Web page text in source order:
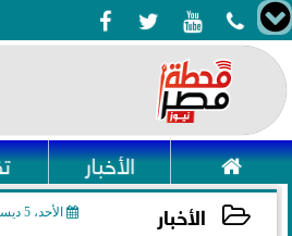
   
 الأخبار
الأخبار الأحد، 5 ديسمبر 2021